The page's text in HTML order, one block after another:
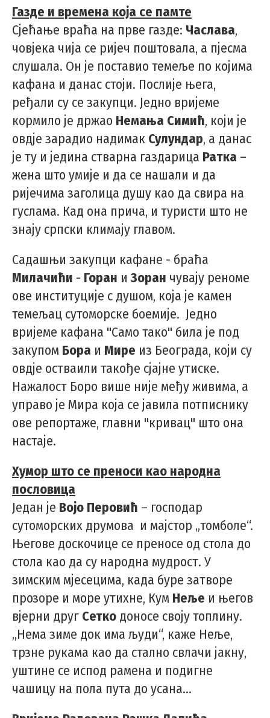
Газде и времена која се памте
Сјећање враћа на прве газде: Часлава,
човјека чија се ријеч поштовала, а пјесма
слушала. Он је поставио темеље по којима
кафана и данас стоји. Послије њега,
ређали су се закупци. Једно вријеме
кормило је држао Немања Симић, који је
овдје зарадио надимак Сулундар, а данас
је ту и једина стварна газдарица Ратка –
жена што умије и да се нашали и да
ријечима заголица душу као да свира на
гуслама. Кад она прича, и туристи што не
знају српски климају главом.
Садашњи закупци кафане - браћа
Милачићи - Горан и Зоран чувају реноме
ове институције с душом, која је камен
темељац сутоморске боемије. Једно
вријеме кафана "Само тако" била је под
закупом Бора и Мире из Београда, који су
овдје остваили такође сјајне утиске.
Нажалост Боро више није међу живима, а
управо је Мира која се јавила потписнику
ове репортаже, главни "кривац" што она
настаје.
Хумор што се преноси као народна
пословица
Један је Војо Перовић – господар
сутоморских друмова и мајстор „томболе“.
Његове доскочице се преносе од стола до
стола као да су народна мудрост. У
зимским мјесецима, када буре затворе
прозоре и море утихне, Кум Неље и његов
вјерни друг Сетко доносе своју топлину.
„Нема зиме док има људи“, каже Неље,
трзне рукама као да стално свлачи јакну,
уштине се испод рамена и подигне
чашицу на пола пута до усана...